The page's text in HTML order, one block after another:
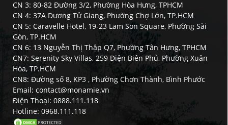
CN 3: 80-82 Đường 3/2, Phường Hòa Hưng, TPHCM
CN 4: 37A Dương Tử Giang, Phường Chợ Lớn, TP.HCM
CN 5: Caravelle Hotel, 19-23 Lam Son Square, Phường Sài
Gòn, TP.HCM
CN 6: 13 Nguyễn Thị Thập Q7, Phường Tân Hưng, TPHCM
CN7: Serenity Sky Villas, 259 Điện Biên Phủ, Phường Xuân
Hòa, TP.HCM
CN8: Đường số 8, KP3 , Phường Chơn Thành, Bình Phước
Email: contact@monamie.vn
Điện Thoại: 0888.111.118
Hotline: 0968.111.118